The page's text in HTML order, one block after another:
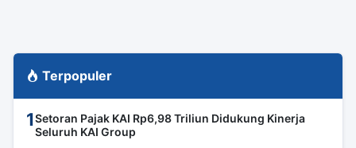
Terpopuler
1Setoran Pajak KAI Rp6,98 Triliun Didukung Kinerja
Seluruh KAI Group